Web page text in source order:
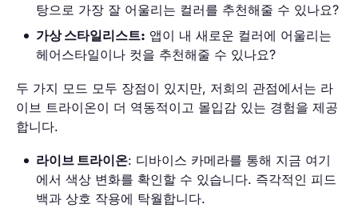
탕으로 가장 잘 어울리는 컬러를 추천해줄 수 있나요?
가상 스타일리스트: 앱이 내 새로운 컬러에 어울리는
헤어스타일이나 컷을 추천해줄 수 있나요?
두 가지 모드 모두 장점이 있지만, 저희의 관점에서는 라
이브 트라이온이 더 역동적이고 몰입감 있는 경험을 제공
합니다.
라이브 트라이온: 디바이스 카메라를 통해 지금 여기
에서 색상 변화를 확인할 수 있습니다. 즉각적인 피드
백과 상호 작용에 탁월합니다.